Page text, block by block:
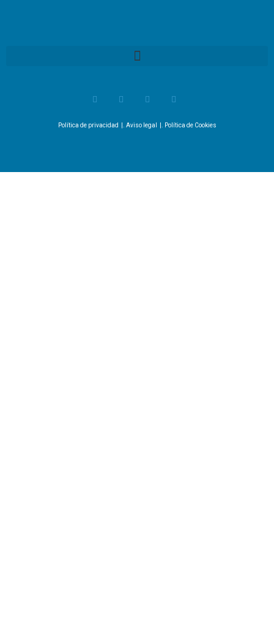
Política de privacidad |. Aviso legal |. Política de Cookies